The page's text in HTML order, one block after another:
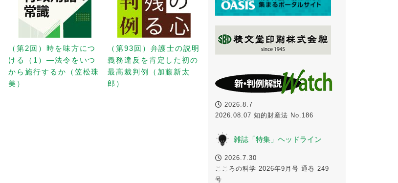
（第2回）時を味方につ
ける（1）—法令をいつ
から施行するか（笠松珠
美）
（第93回）弁護士の説明
義務違反を肯定した初の
最高裁判例（加藤新太
郎）
2026.8.7
2026.08.07 知的財産法 No.186
雑誌「特集」ヘッドライン
2026.7.30
こころの科学 2026年9月号 通巻 249
号